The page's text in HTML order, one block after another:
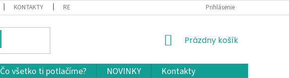
KONTAKTY REKLAMÁCIA A VRÁTENIE TOVARU OCHRANA OSOBNÝCH ÚDAJOV A COOKIES
Prihlásenie
NÁKUPNÝ
Prázdny košík
Čo všetko ti potlačíme? NOVINKY Kontakty